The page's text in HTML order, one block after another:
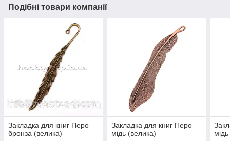
Подібні товари компанії
Закладка для книг Перо
бронза (велика)
Закладка для книг Перо
мідь (велика)